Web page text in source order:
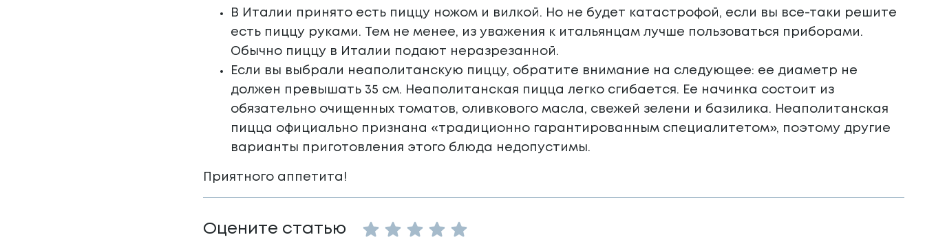
В Италии принято есть пиццу ножом и вилкой. Но не будет катастрофой, если вы все-таки решите
есть пиццу руками. Тем не менее, из уважения к итальянцам лучше пользоваться приборами.
Обычно пиццу в Италии подают неразрезанной.
Если вы выбрали неаполитанскую пиццу, обратите внимание на следующее: ее диаметр не
должен превышать 35 см. Неаполитанская пицца легко сгибается. Ее начинка состоит из
обязательно очищенных томатов, оливкового масла, свежей зелени и базилика. Неаполитанская
пицца официально признана «традиционно гарантированным специалитетом», поэтому другие
варианты приготовления этого блюда недопустимы.
Приятного аппетита!
Оцените статью